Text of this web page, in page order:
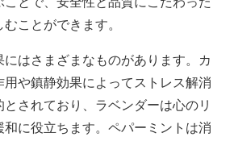
ことができます。
はさまざまなものがあります。カ
や鎮静効果によってストレス解消
されており、ラベンダーは心のリ
に役立ちます。ペパーミントは消